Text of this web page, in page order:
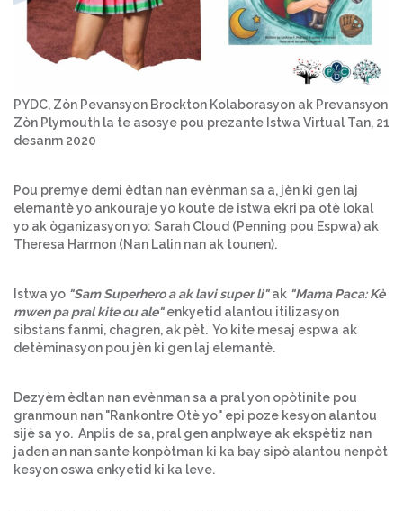
PYDC, Zòn Pevansyon Brockton Kolaborasyon ak Prevansyon
Zòn Plymouth la te asosye pou prezante Istwa Virtual Tan, 21
desanm 2020
Pou premye demi èdtan nan evènman sa a, jèn ki gen laj
elemantè yo ankouraje yo koute de istwa ekri pa otè lokal
yo ak òganizasyon yo: Sarah Cloud (Penning pou Espwa) ak
Theresa Harmon (Nan Lalin nan ak tounen).
Istwa yo "Sam Superhero a ak lavi super li" ak "Mama Paca: Kè
mwen pa pral kite ou ale"enkyetid alantou itilizasyon
sibstans fanmi, chagren, ak pèt. Yo kite mesaj espwa ak
detèminasyon pou jèn ki gen laj elemantè.
Dezyèm èdtan nan evènman sa a pral yon opòtinite pou
granmoun nan "Rankontre Otè yo" epi poze kesyon alantou
sijè sa yo. Anplis de sa, pral gen anplwaye ak ekspètiz nan
jaden an nan sante konpòtman ki ka bay sipò alantou nenpòt
kesyon oswa enkyetid ki ka leve.